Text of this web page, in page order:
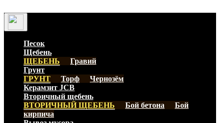
Песок
Щебень
ЩЕБЕНЬ
Гравий
Грунт
ГРУНТ
Торф
Чернозём
Керамзит JCB
Вторичный щебень
ВТОРИЧНЫЙ ЩЕБЕНЬ
Бой бетона
Бой
кирпича